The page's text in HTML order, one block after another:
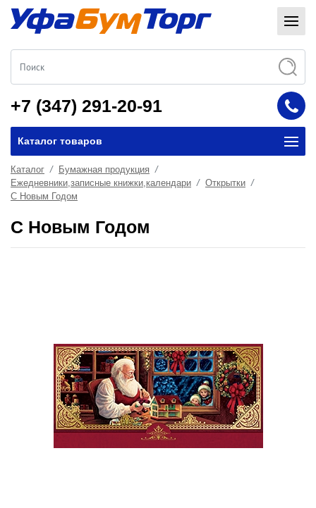
+7 (347) 291-20-91
Каталог товаров
Каталог
Бумажная продукция
Ежедневники,записные книжки,календари
Открытки
С Новым Годом
С Новым Годом